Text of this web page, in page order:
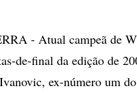
- Atual campeã de
de-final da edição de
ex-número um